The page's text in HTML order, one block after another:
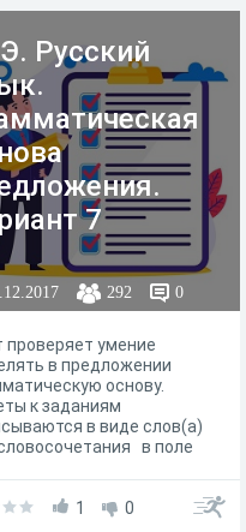
Русский
7
292 0
проверяет умение
в предложении
основу.
к заданиям
в виде слов(а)
в поле
1 0